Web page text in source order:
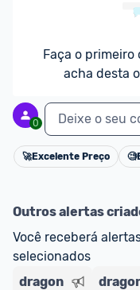
Faça o primeiro
acha desta
0 Deixe o seu
🚀Excelente Preço 🧐
Outros alertas
Você receberá
selecionados
dragon